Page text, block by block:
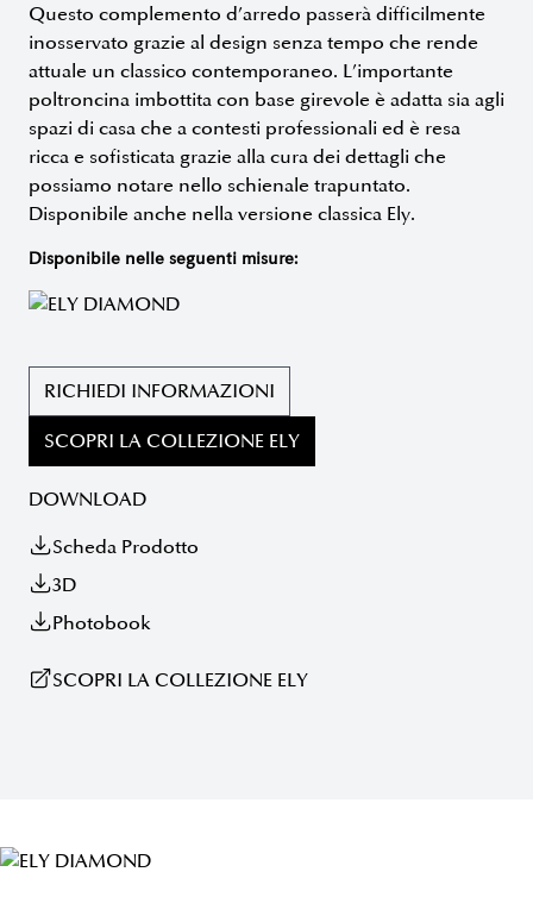
Questo complemento d’arredo passerà difficilmente
inosservato grazie al design senza tempo che rende
attuale un classico contemporaneo. L’importante
poltroncina imbottita con base girevole è adatta sia agli
spazi di casa che a contesti professionali ed è resa
ricca e sofisticata grazie alla cura dei dettagli che
possiamo notare nello schienale trapuntato.
Disponibile anche nella versione classica Ely.
Disponibile nelle seguenti misure:
RICHIEDI INFORMAZIONI
SCOPRI LA COLLEZIONE ELY
DOWNLOAD
Scheda Prodotto
3D
Photobook
SCOPRI LA COLLEZIONE ELY